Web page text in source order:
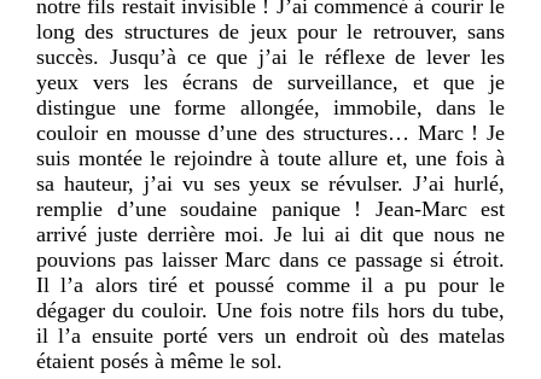
notre fils restait invisible ! J’ai commencé à courir le
long des structures de jeux pour le retrouver, sans
succès. Jusqu’à ce que j’ai le réflexe de lever les
yeux vers les écrans de surveillance, et que je
distingue une forme allongée, immobile, dans le
couloir en mousse d’une des structures… Marc ! Je
suis montée le rejoindre à toute allure et, une fois à
sa hauteur, j’ai vu ses yeux se révulser. J’ai hurlé,
remplie d’une soudaine panique ! Jean-Marc est
arrivé juste derrière moi. Je lui ai dit que nous ne
pouvions pas laisser Marc dans ce passage si étroit.
Il l’a alors tiré et poussé comme il a pu pour le
dégager du couloir. Une fois notre fils hors du tube,
il l’a ensuite porté vers un endroit où des matelas
étaient posés à même le sol.